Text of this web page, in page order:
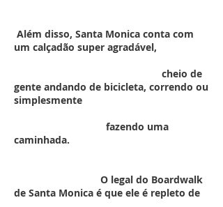
Além disso, Santa Monica conta com
um calçadão super agradável,
cheio de
gente andando de bicicleta, correndo ou
simplesmente
fazendo uma
caminhada.
O legal do Boardwalk
de Santa Monica é que ele é repleto de